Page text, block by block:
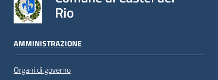
Rio
AMMINISTRAZIONE
Organi di governo